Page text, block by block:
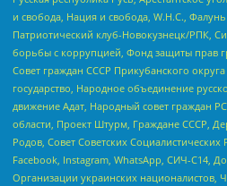
и свобода, Нация и свобода, W.H.С.,
Патриотический клуб-Новокузнецк/РПК,
борьбы с коррупцией, Фонд защиты прав
Совет граждан СССР Прикубанского
государство, Народное объединение
движение Адат, Народный совет граждан
области, Проект Штурм, Граждане СССР,
Родов, Совет Советских
Facebook, Instagram, WhatsApp, СИЧ-С14,
Организации украинских националистов,